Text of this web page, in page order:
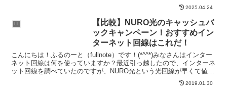
2025.04.24
IT
【比較】NURO光のキャッシュバ
ックキャンペーン！おすすめイン
ターネット回線はこれだ！
こんにちは！ふるのーと（fullnote）です！(*^^*)みなさんはインター
ネット回線は何を使っていますか？最近引っ越したので、インターネ
ット回線を調べていたのですが、NURO光という光回線が早くて値段
2019.01.30